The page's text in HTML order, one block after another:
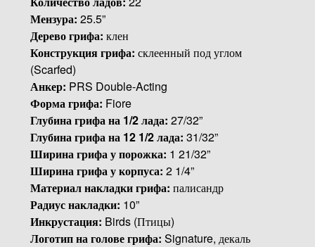
Мензура: 25.5”
Дерево грифа: клен
Конструкция грифа: склеенный под углом
(Scarfed)
Анкер: PRS Double-Acting
Форма грифа: Fiore
Глубина грифа на 1/2 лада: 27/32”
Глубина грифа на 12 1/2 лада: 31/32”
Ширина грифа у порожка: 1 21/32”
Ширина грифа у корпуса: 2 1/4”
Материал накладки грифа: палисандр
Радиус накладки: 10”
Инкрустация: Birds (Птицы)
Логотип на голове грифа: Signature, декаль